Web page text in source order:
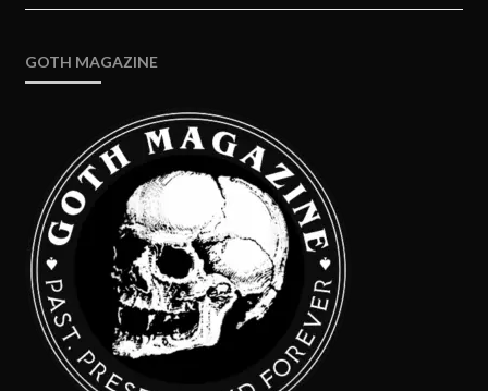
GOTH MAGAZINE